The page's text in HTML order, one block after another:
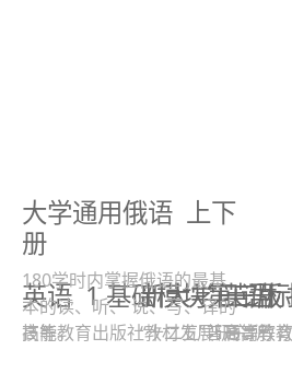
英语1 基础模块第三版
高等教育出版社教材发展研究所
英语
高等教
新大学日语
“十二五”普通高等
大学通用俄语 上下
册
180学时内掌握俄语的最基
本的读、听、 说、写、译的
技能。